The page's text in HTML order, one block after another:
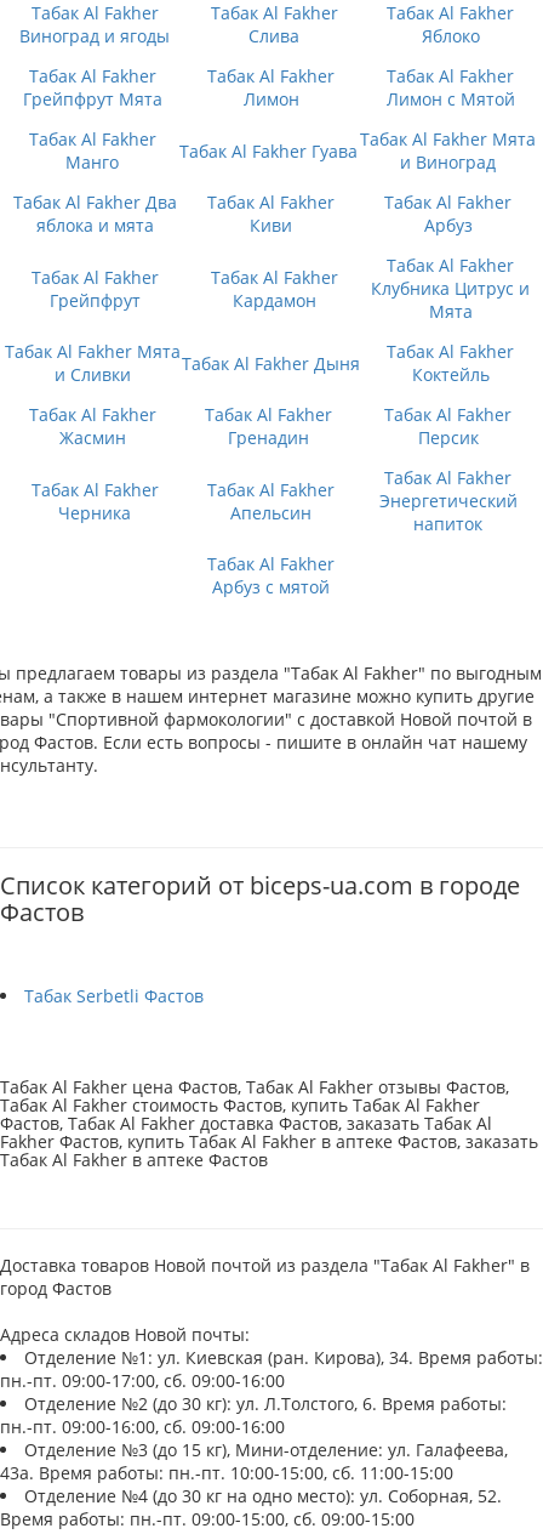
Табак Al Fakher
Виноград и ягоды
Табак Al Fakher
Слива
Табак Al Fakher
Яблоко
Табак Al Fakher
Грейпфрут Мята
Табак Al Fakher
Лимон
Табак Al Fakher
Лимон с Мятой
Табак Al Fakher
Манго
Табак Al Fakher ГуаваТабак Al Fakher Мята
и Виноград
Табак Al Fakher Два
яблока и мята
Табак Al Fakher
Киви
Табак Al Fakher
Арбуз
Табак Al Fakher
Грейпфрут
Табак Al Fakher
Кардамон
Табак Al Fakher
Клубника Цитрус и
Мята
Табак Al Fakher Мята
и Сливки
Табак Al Fakher Дыня
Табак Al Fakher
Коктейль
Табак Al Fakher
Жасмин
Табак Al Fakher
Гренадин
Табак Al Fakher
Персик
Табак Al Fakher
Черника
Табак Al Fakher
Апельсин
Табак Al Fakher
Энергетический
напиток
Табак Al Fakher
Арбуз с мятой
предлагаем товары из раздела "Табак Al Fakher" по выгодным
а также в нашем интернет магазине можно купить другие
"Спортивной фармокологии" с доставкой Новой почтой в
Фастов. Если есть вопросы - пишите в онлайн чат нашему
Список категорий от biceps-ua.com в городе
Фастов
Табак Serbetli Фастов
Табак Al Fakher цена Фастов, Табак Al Fakher отзывы Фастов,
Табак Al Fakher стоимость Фастов, купить Табак Al Fakher
Фастов, Табак Al Fakher доставка Фастов, заказать Табак Al
Fakher Фастов, купить Табак Al Fakher в аптеке Фастов, заказать
Табак Al Fakher в аптеке Фастов
Доставка товаров Новой почтой из раздела "Табак Al Fakher" в
город Фастов
Адреса складов Новой почты:
Отделение №1: ул. Киевская (ран. Кирова), 34. Время работы:
пн.-пт. 09:00-17:00, сб. 09:00-16:00
Отделение №2 (до 30 кг): ул. Л.Толстого, 6. Время работы:
пн.-пт. 09:00-16:00, сб. 09:00-16:00
Отделение №3 (до 15 кг), Мини-отделение: ул. Галафеева,
43а. Время работы: пн.-пт. 10:00-15:00, сб. 11:00-15:00
Отделение №4 (до 30 кг на одно место): ул. Соборная, 52.
Время работы: пн.-пт. 09:00-15:00, сб. 09:00-15:00